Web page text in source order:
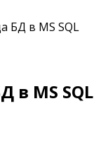
БД в MS SQL
в MS SQL